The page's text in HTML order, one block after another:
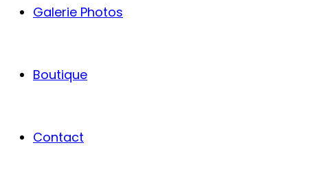
Galerie Photos
Boutique
Contact